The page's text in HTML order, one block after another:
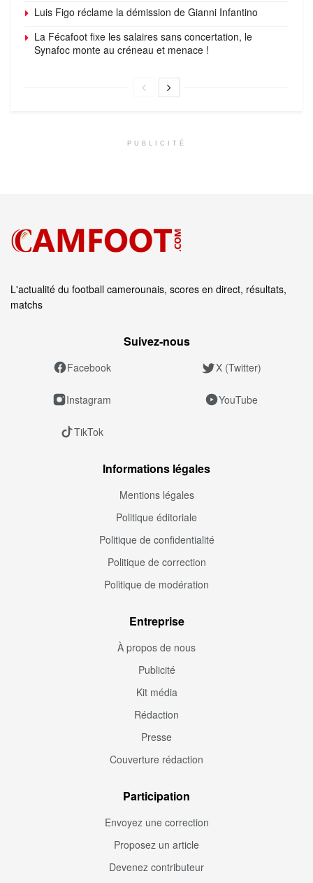
Luis Figo réclame la démission de Gianni Infantino
La Fécafoot fixe les salaires sans concertation, le
Synafoc monte au créneau et menace !
PUBLICITÉ
L'actualité du football camerounais, scores en direct, résultats,
matchs
Suivez‑nous
Facebook X (Twitter)
Instagram YouTube
TikTok
Informations légales
Mentions légales
Politique éditoriale
Politique de confidentialité
Politique de correction
Politique de modération
Entreprise
À propos de nous
Publicité
Kit média
Rédaction
Presse
Couverture rédaction
Participation
Envoyez une correction
Proposez un article
Devenez contributeur